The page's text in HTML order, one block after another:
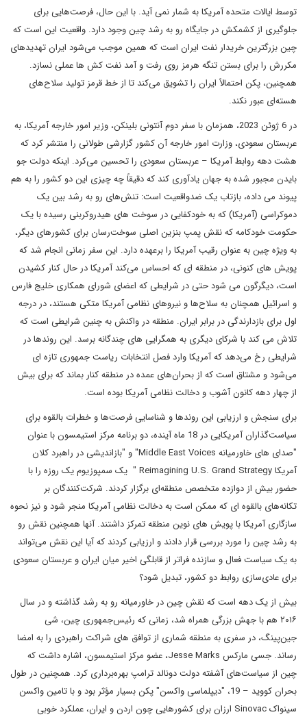
توسط ایالات متحده آمریکا به شمار نمی آید. با این حال، فرصت‌هایی برای
جلوگیری از کشمکش در جایگاه رو به رشد چین وجود دارد. واقعیت این است که
چین بزرگترین خریدار نفت ایران است که همین موجب می‌شود ایران تهدیدهای
مکررش را برای بستن تنگه هرمز روی رفت و آمد نفت کش ها عملی نسازد.
همچنین، پکن احتمالاً ایران را تشویق می‌کند تا از خط قرمز تولید سلاح‌های
هسته‌ای عبور نکند.
در 6 ژوئن 2023، همزمان با سفر دوم آنتونی بلینکن، وزیر امور خارجه آمریکا، به
عربستان سعودی، وزارت امور خارجه آن کشور گزارشی طولانی را منتشر کرد که
هشت دهه روابط آمریکا – عربستان سعودی را تحسین می‌کرد. اینکه دولت جو
بایدن مجبور شده به جهان یادآوری کند که دقیقاً چه چیزی این دو کشور را به هم
پیوند می داده، بازتاب یک ضدواقعیت است: تنش‌های رو به رشد بین یک
دموکراسی (آمریکا) که به خودکفایی در سوخت های هیدروکربنی رسیده با یک
حکومت خودکامه که نقش پمپ بنزین اصلی سوخت‌رسان برای کشورهای دیگر،
به ویژه چین به عنوان رقیب آمریکا را برعهده دارد. این سفر زمانی انجام شد که
پویش ‌های کنونی، در منطقه ای که احساس می‌کند آمریکا در حال کنار کشیدن
است، دیگرگون می شود حتی در شرایطی که اعضای شورای همکاری خلیج فارس
و اسرائیل همچنان به سلاح‌ها و نیروهای نظامی آمریکا متکی هستند، در درجه
اول برای بازدارندگی در برابر ایران. منطقه در واکنش به چنین شرایطی است که
تلاش می کند با شرکای دیگری به همگرایی های چندگانه برسد. این روندها در
شرایطی رخ می‌دهد که آمریکا وارد فصل انتخابات ریاست جمهوری تازه ای
می‌شود و مشتاق است که از بحران‌های عمده در منطقه کنار بماند که برای بیش
از چهار دهه کانون آشوب و دخالت نظامی آمریکا بوده است.
برای سنجش و ارزیابی این روندها و شناسایی فرصت‌ها و خطرات بالقوه برای
سیاست‌گذاران آمریکایی در 18 ماه آینده، دو برنامه مرکز استیمسون با عنوان
"صدای های خاورمیانه Middle East Voices" و "بازاندیشی در راهبرد کلان
آمریکا Reimagining U.S. Grand Strategy " یک سمپوزیوم یک روزه را با
حضور بیش از دوازده متخصص منطقه‌ای برگزار کردند. شرکت‌کنندگان بر
تکانه‌های بالقوه ای که ممکن است به دخالت نظامی آمریکا منجر شود و نیز نحوه
سازگاری آمریکا با پویش ‌های نوین منطقه تمرکز داشتند. آنها همچنین نقش رو
به رشد چین را مورد بررسی قرار دادند و ارزیابی کردند که آیا این نقش می‌تواند
به یک سیاست فعال و سازنده فراتر از قابلگی اخیر میان ایران و عربستان سعودی
برای عادی‌سازی روابط دو کشور، تبدیل شود؟
بیش از یک دهه است که نقش چین در خاورمیانه رو به رشد گذاشته و در سال
۲۰۱۶ هم با جهش بزرگی همراه شد، زمانی که رئیس‌جمهوری چین، شی
جین‌پینگ، در سفری به منطقه شماری از توافق های شراکت راهبردی را به امضا
رساند. جسی مارکس Jesse Marks، عضو مرکز استیمسون، اشاره داشت که
چین از سیاست‌های آشفته دولت دونالد ترامپ بهره‌برداری کرد. همچنین در طول
بحران کووید – 19، "دیپلماسی واکسن" پکن بسیار مؤثر بود و با تامین واکسن
سینواک‌ Sinovac ارزان برای کشورهایی چون اردن و ایران، عملکرد خوبی